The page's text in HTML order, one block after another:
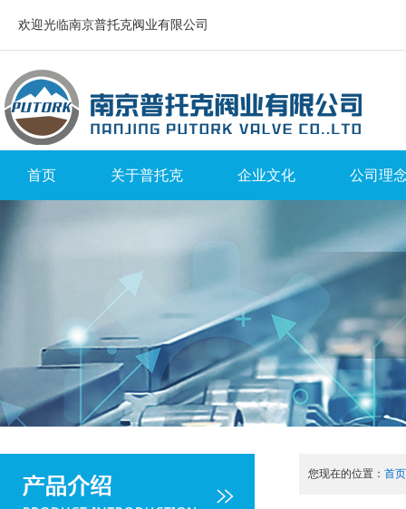
欢迎光临南京普托克阀业有限公司
首页 关于普托克 企业文化 公司理
您现在的位置： 首页